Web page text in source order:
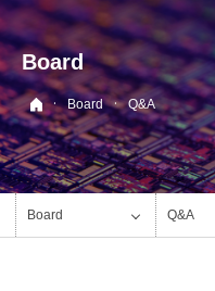
Board
· Board · Q&A
Board Q&A